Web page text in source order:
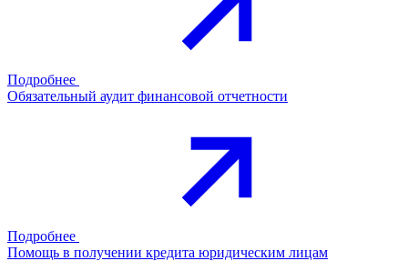
Подробнее
Обязательный аудит финансовой отчетности
Подробнее
Помощь в получении кредита юридическим лицам